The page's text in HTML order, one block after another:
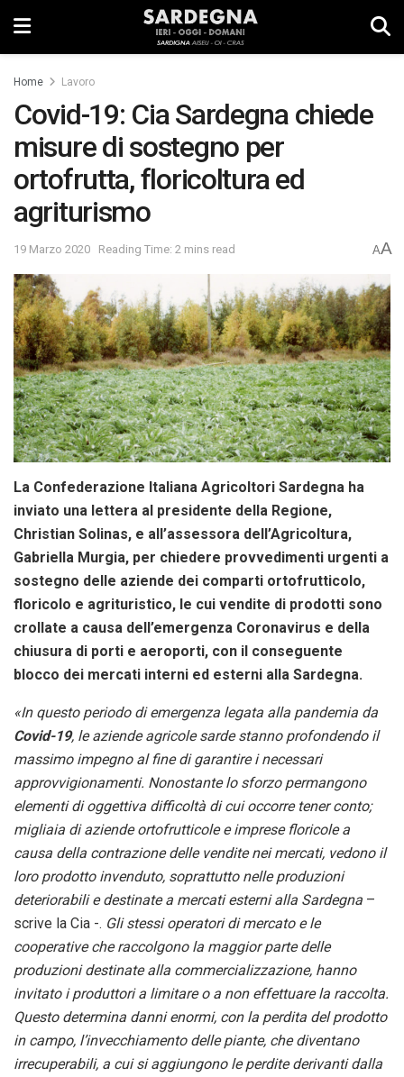
Home Lavoro
Covid-19: Cia Sardegna chiede
misure di sostegno per
ortofrutta, floricoltura ed
agriturismo
19 Marzo 2020 Reading Time: 2 mins read AA
La Confederazione Italiana Agricoltori Sardegna ha
inviato una lettera al presidente della Regione,
Christian Solinas, e all’assessora dell’Agricoltura,
Gabriella Murgia, per chiedere provvedimenti urgenti a
sostegno delle aziende dei comparti ortofrutticolo,
floricolo e agrituristico, le cui vendite di prodotti sono
crollate a causa dell’emergenza Coronavirus e della
chiusura di porti e aeroporti, con il conseguente
blocco dei mercati interni ed esterni alla Sardegna.
«In questo periodo di emergenza legata alla pandemia da
Covid-19, le aziende agricole sarde stanno profondendo il
massimo impegno al fine di garantire i necessari
approvvigionamenti. Nonostante lo sforzo permangono
elementi di oggettiva difficoltà di cui occorre tener conto;
migliaia di aziende ortofrutticole e imprese floricole a
causa della contrazione delle vendite nei mercati, vedono il
loro prodotto invenduto, soprattutto nelle produzioni
deteriorabili e destinate a mercati esterni alla Sardegna –
scrive la Cia -. Gli stessi operatori di mercato e le
cooperative che raccolgono la maggior parte delle
produzioni destinate alla commercializzazione, hanno
invitato i produttori a limitare o a non effettuare la raccolta.
Questo determina danni enormi, con la perdita del prodotto
in campo, l’invecchiamento delle piante, che diventano
irrecuperabili, a cui si aggiungono le perdite derivanti dalla